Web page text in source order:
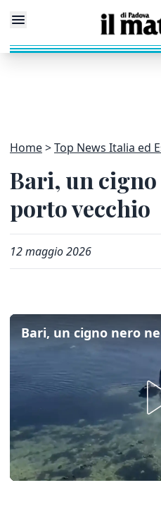
Home Top News Italia ed
Bari, un
porto vecchio
12 maggio 2026
Bari, un cigno nero